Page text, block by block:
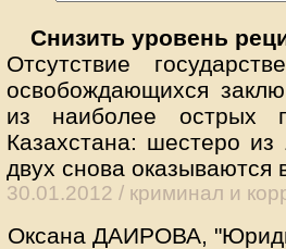
Снизить уровень
Отсутствие
освобождающихся
из наиболее острых
Казахстана: шестеро
двух снова
30.01.2012 / криминал и
Оксана ДАИРОВА,